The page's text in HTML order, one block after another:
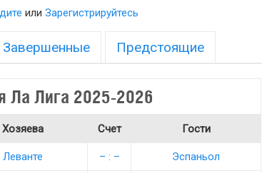
или Зарегистрируйтесь
Завершенные Предстоящие
Ла Лига 2025-2026
Хозяева Счет Гости
Леванте – : – Эспаньол